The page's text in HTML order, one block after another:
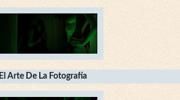
El Arte De La Fotografía